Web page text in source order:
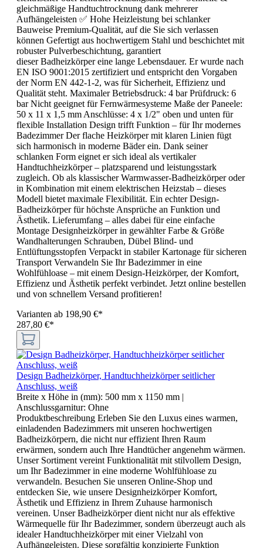
gleichmäßige Handtuchtrocknung dank mehrerer
Aufhängeleisten ✅ Hohe Heizleistung bei schlanker
Bauweise Premium-Qualität, auf die Sie sich verlassen
können Gefertigt aus hochwertigem Stahl und beschichtet mit
robuster Pulverbeschichtung, garantiert
dieser Badheizkörper eine lange Lebensdauer. Er wurde nach
EN ISO 9001:2015 zertifiziert und entspricht den Vorgaben
der Norm EN 442-1-2, was für Sicherheit, Effizienz und
Qualität steht. Maximaler Betriebsdruck: 4 bar Prüfdruck: 6
bar Nicht geeignet für Fernwärmesysteme Maße der Paneele:
50 x 11 x 1,5 mm Anschlüsse: 4 x 1/2" oben und unten für
flexible Installation Design trifft Funktion – für Ihr modernes
Badezimmer Der flache Heizkörper mit klaren Linien fügt
sich harmonisch in moderne Bäder ein. Dank seiner
schlanken Form eignet er sich ideal als vertikaler
Handtuchheizkörper – platzsparend und leistungsstark
zugleich. Ob als klassischer Warmwasser-Badheizkörper oder
in Kombination mit einem elektrischen Heizstab – dieses
Modell bietet maximale Flexibilität. Ein echter Design-
Badheizkörper für höchste Ansprüche an Funktion und
Ästhetik. Lieferumfang – alles dabei für eine einfache
Montage Designheizkörper in gewählter Farbe & Größe
Wandhalterungen Schrauben, Dübel Blind- und
Entlüftungsstopfen Verpackt in stabiler Kartonage für sicheren
Transport Verwandeln Sie Ihr Badezimmer in eine
Wohlfühloase – mit einem Design-Heizkörper, der Komfort,
Effizienz und Ästhetik perfekt verbindet. Jetzt online bestellen
und von schnellem Versand profitieren!
Varianten ab 198,90 €*
287,80 €*
Design Badheizkörper, Handtuchheizkörper seitlicher
Anschluss, weiß
Breite x Höhe in (mm): 500 mm x 1150 mm |
Anschlussgarnitur: Ohne
Produktbeschreibung Erleben Sie den Luxus eines warmen,
einladenden Badezimmers mit unseren hochwertigen
Badheizkörpern, die nicht nur effizient Ihren Raum
erwärmen, sondern auch Ihre Handtücher angenehm wärmen.
Unser Sortiment vereint Funktionalität mit stilvollem Design,
um Ihr Badezimmer in eine moderne Wohlfühloase zu
verwandeln. Besuchen Sie unseren Online-Shop und
entdecken Sie, wie unsere Designheizkörper Komfort,
Ästhetik und Effizienz in Ihrem Zuhause harmonisch
vereinen. Unser Badheizkörper dient nicht nur als effektive
Wärmequelle für Ihr Badezimmer, sondern überzeugt auch als
idealer Handtuchheizkörper mit einer Vielzahl von
Aufhängeleisten. Diese sorgfältig konzipierte Funktion